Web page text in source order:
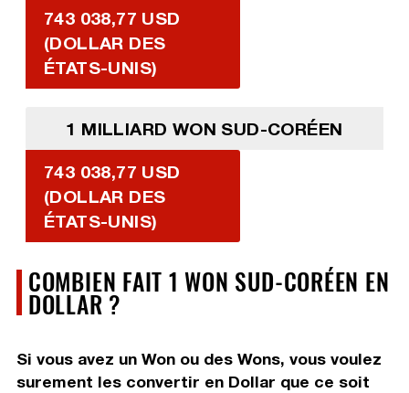
743 038,77 USD
(DOLLAR DES
ÉTATS-UNIS)
1 MILLIARD WON SUD-CORÉEN
743 038,77 USD
(DOLLAR DES
ÉTATS-UNIS)
COMBIEN FAIT 1 WON SUD-CORÉEN EN
DOLLAR ?
Si vous avez un Won ou des Wons, vous voulez
surement les convertir en Dollar que ce soit